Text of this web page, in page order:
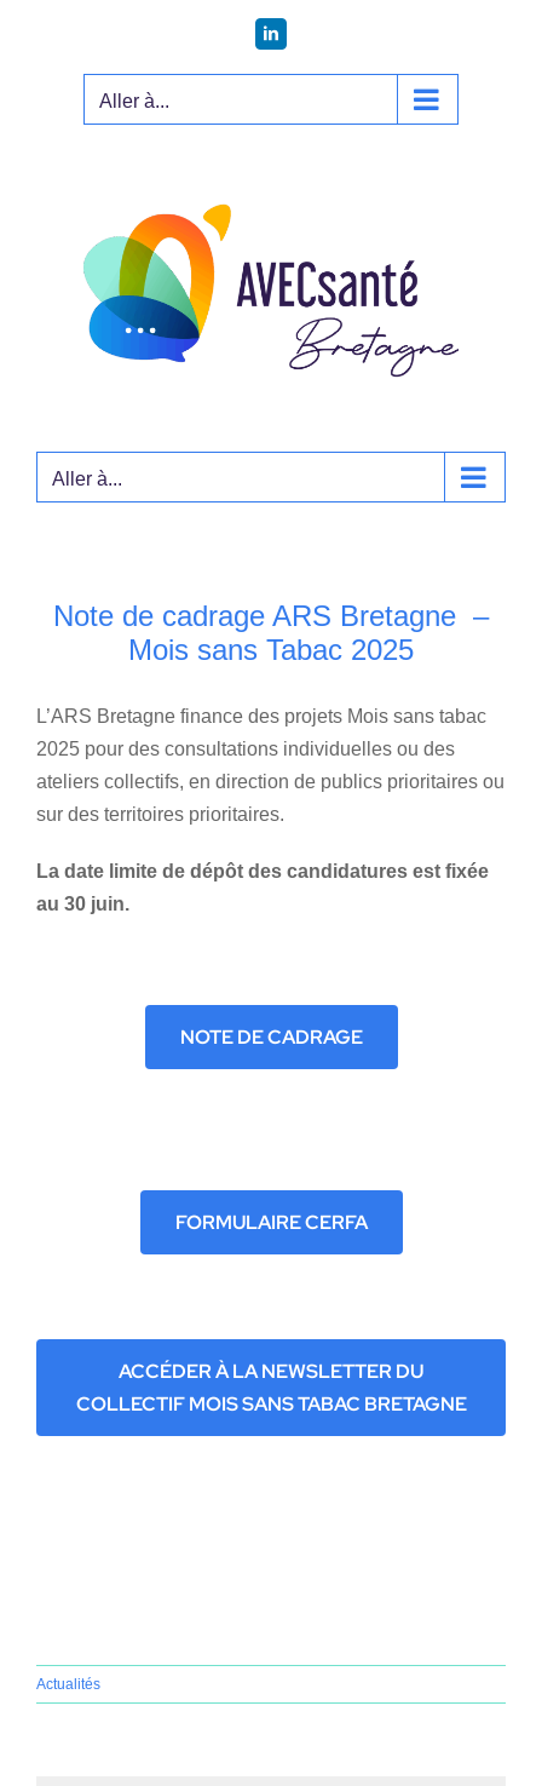
LinkedIn
Aller à...
Aller à...
Note de cadrage ARS Bretagne –
Mois sans Tabac 2025
L’ARS Bretagne finance des projets Mois sans tabac
2025 pour des consultations individuelles ou des
ateliers collectifs, en direction de publics prioritaires ou
sur des territoires prioritaires.
La date limite de dépôt des candidatures est fixée
au 30 juin.
NOTE DE CADRAGE
FORMULAIRE CERFA
ACCÉDER À LA NEWSLETTER DU
COLLECTIF MOIS SANS TABAC BRETAGNE
Actualités